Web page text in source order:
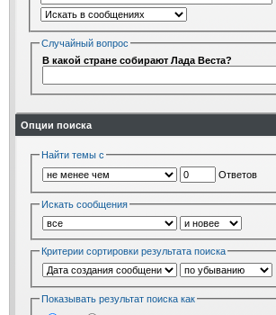
Случайный вопрос
В какой стране собирают Лада Веста?
Опции поиска
Найти темы с
Ответов
Искать сообщения
Критерии сортировки результата поиска
Показывать результат поиска как